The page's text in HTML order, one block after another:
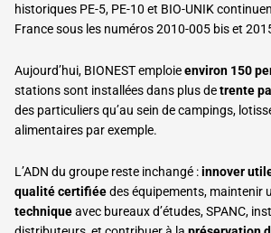
historiques PE-5, PE-10 et BIO-UNIK
France sous les numéros 2010-005 bis et
Aujourd’hui, BIONEST emploieenviron 150
stations sont installées dans plus detrente
des particuliers qu’au sein de campings,
alimentaires par exemple.
L’ADN du groupe reste inchangé :innover
qualité certifiéedes équipements, maintenir
techniqueavec bureaux d’études, SPANC,